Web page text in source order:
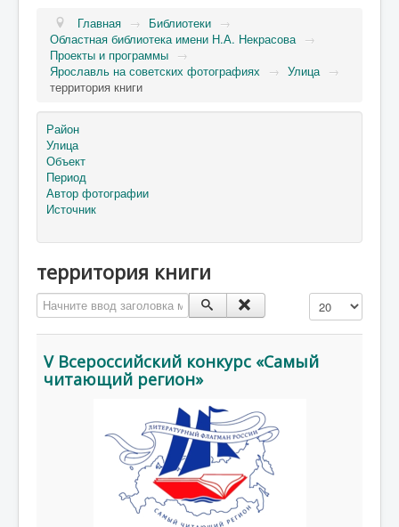
Главная → Библиотеки →
Областная библиотека имени Н.А. Некрасова →
Проекты и программы →
Ярославль на советских фотографиях
→ Улица →
территория книги
Район
Улица
Объект
Период
Автор фотографии
Источник
территория книги
Начните ввод заголовка метки Кол-во строк:
V Всероссийский конкурс «Самый
читающий регион»